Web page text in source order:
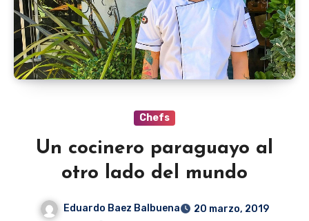
Chefs
Un cocinero paraguayo al
otro lado del mundo
Eduardo Baez Balbuena
20 marzo, 2019